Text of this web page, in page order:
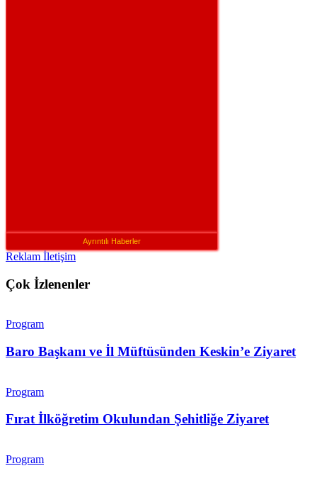
Ayrıntılı Haberler
Reklam İletişim
Çok İzlenenler
Program
Baro Başkanı ve İl Müftüsünden Keskin’e Ziyaret
Program
Fırat İlköğretim Okulundan Şehitliğe Ziyaret
Program